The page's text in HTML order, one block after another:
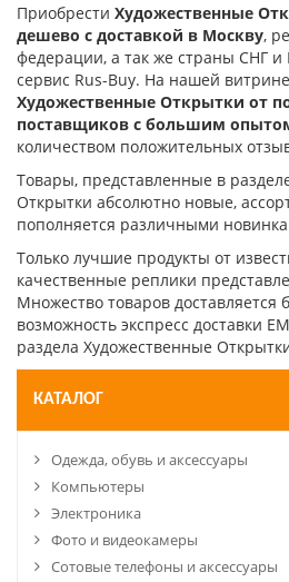
КАТАЛОГ
Одежда, обувь и аксессуары
Компьютеры
Электроника
Фото и видеокамеры
Сотовые телефоны и аксессуары
Приобрести Художественные
дешево с доставкой в Москву,
федерации, а так же страны СНГ
сервис Rus-Buy. На нашей
Художественные Открытки от
поставщиков с большим
количеством положительных
Товары, представленные в
Открытки абсолютно новые,
пополняется различными
Только лучшие продукты от
качественные реплики
Множество товаров доставляется
возможность экспресс доставки
раздела Художественные